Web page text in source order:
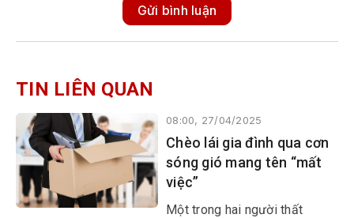
Gửi bình luận
TIN LIÊN QUAN
08:00, 27/04/2025
Chèo lái gia đình qua cơn
sóng gió mang tên “mất
việc”
​​​​​​​Một trong hai người thất